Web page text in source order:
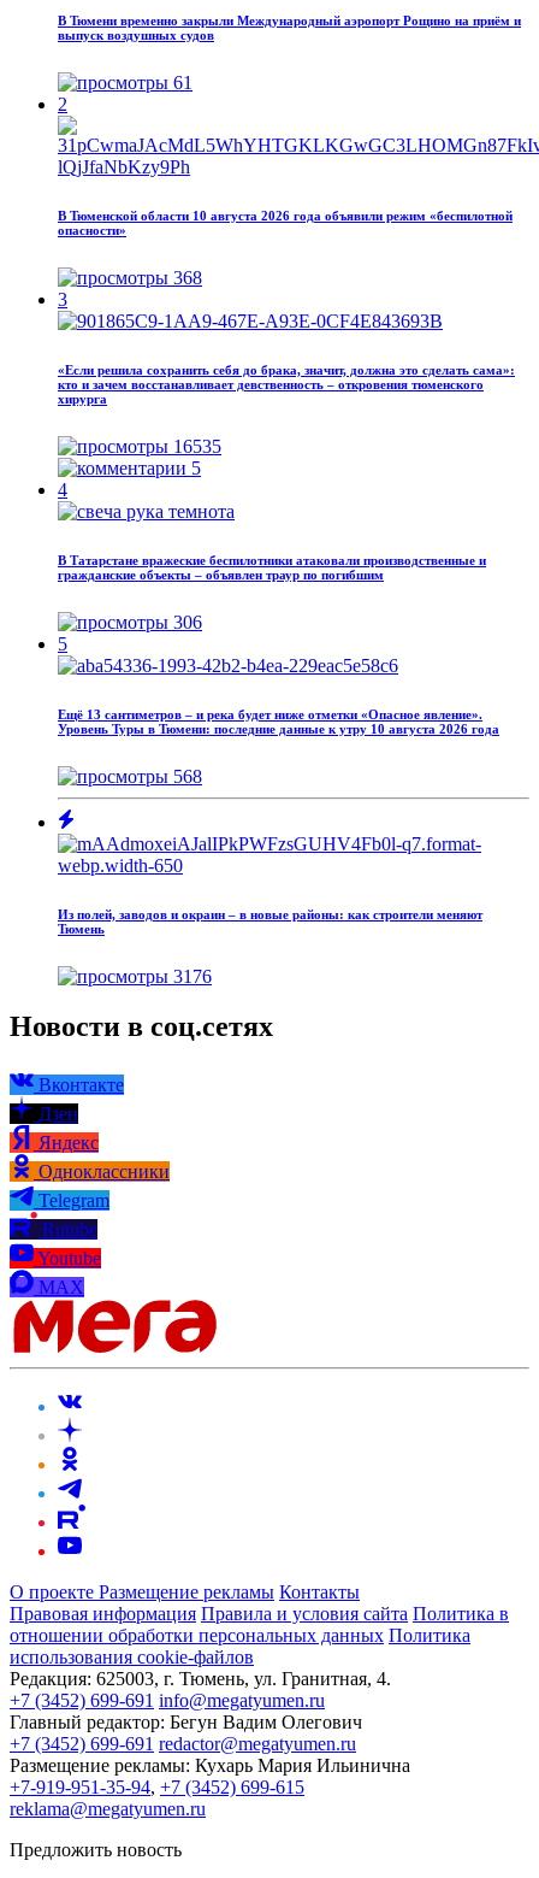
В Тюмени временно закрыли Международный аэропорт Рощино на приём и
выпуск воздушных судов
61
2
В Тюменской области 10 августа 2026 года объявили режим «беспилотной
опасности»
368
3
«Если решила сохранить себя до брака, значит, должна это сделать сама»:
кто и зачем восстанавливает девственность – откровения тюменского
хирурга
16535
5
4
В Татарстане вражеские беспилотники атаковали производственные и
гражданские объекты – объявлен траур по погибшим
306
5
Ещё 13 сантиметров – и река будет ниже отметки «Опасное явление».
Уровень Туры в Тюмени: последние данные к утру 10 августа 2026 года
568
Из полей, заводов и окраин – в новые районы: как строители меняют
Тюмень
3176
Новости в соц.сетях
Вконтакте
Дзен
Яндекс
Одноклассники
Telegram
Rutube
Youtube
MAX
О проекте Размещение рекламы Контакты
Правовая информация Правила и условия сайта Политика в
отношении обработки персональных данных Политика
использования cookie-файлов
Редакция: 625003, г. Тюмень, ул. Гранитная, 4.
+7 (3452) 699-691 info@megatyumen.ru
Главный редактор: Бегун Вадим Олегович
+7 (3452) 699-691 redactor@megatyumen.ru
Размещение рекламы: Кухарь Мария Ильинична
+7-919-951-35-94, +7 (3452) 699-615
reklama@megatyumen.ru
Предложить новость